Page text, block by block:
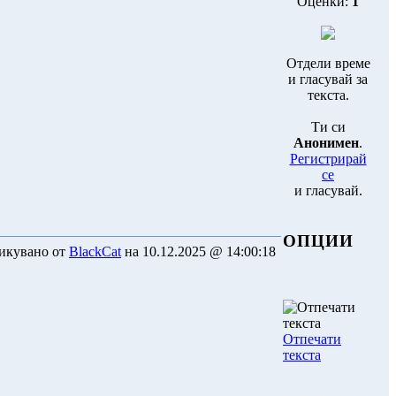
от BlackCat на 10.12.2025 @ 14:00:18
Отдели време
и гласувай за
текста.
Ти си
Анонимен.
Регистрирай
се
и гласувай.
ОПЦИИ
Отпечати
текста